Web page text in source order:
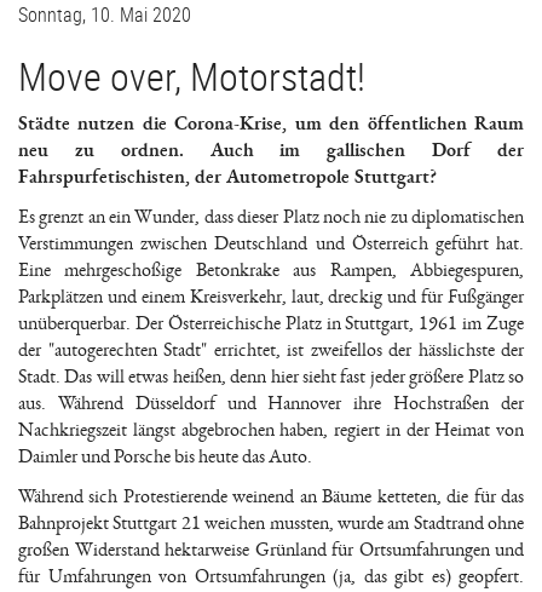
Sonntag, 10. Mai 2020
Move over, Motorstadt!
Städte nutzen die Corona-Krise, um den öffentlichen Raum
neu zu ordnen. Auch im gallischen Dorf der
Fahrspurfetischisten, der Autometropole Stuttgart?
Es grenzt an ein Wunder, dass dieser Platz noch nie zu diplomatischen
Verstimmungen zwischen Deutschland und Österreich geführt hat.
Eine mehrgeschoßige Betonkrake aus Rampen, Abbiegespuren,
Parkplätzen und einem Kreisverkehr, laut, dreckig und für Fußgänger
unüberquerbar. Der Österreichische Platz in Stuttgart, 1961 im Zuge
der "autogerechten Stadt" errichtet, ist zweifellos der hässlichste der
Stadt. Das will etwas heißen, denn hier sieht fast jeder größere Platz so
aus. Während Düsseldorf und Hannover ihre Hochstraßen der
Nachkriegszeit längst abgebrochen haben, regiert in der Heimat von
Daimler und Porsche bis heute das Auto.
Während sich Protestierende weinend an Bäume ketteten, die für das
Bahnprojekt Stuttgart 21 weichen mussten, wurde am Stadtrand ohne
großen Widerstand hektarweise Grünland für Ortsumfahrungen und
für Umfahrungen von Ortsumfahrungen (ja, das gibt es) geopfert.